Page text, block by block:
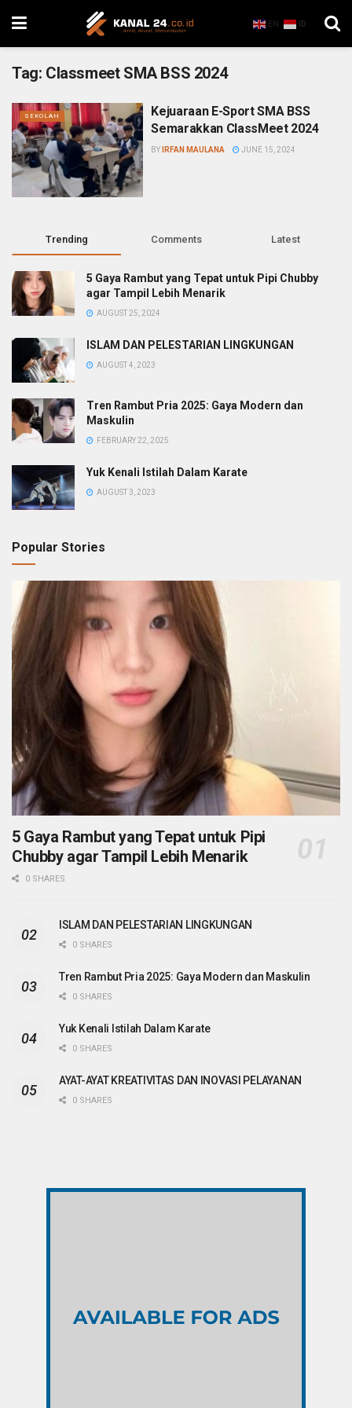
EN ID
Tag: Classmeet SMA BSS 2024
SEKOLAH
Kejuaraan E-Sport SMA BSS
Semarakkan ClassMeet 2024
BY IRFAN MAULANA JUNE 15, 2024
Trending Comments Latest
5 Gaya Rambut yang Tepat untuk Pipi Chubby
agar Tampil Lebih Menarik
AUGUST 25, 2024
ISLAM DAN PELESTARIAN LINGKUNGAN
AUGUST 4, 2023
Tren Rambut Pria 2025: Gaya Modern dan
Maskulin
FEBRUARY 22, 2025
Yuk Kenali Istilah Dalam Karate
AUGUST 3, 2023
Popular Stories
5 Gaya Rambut yang Tepat untuk Pipi
Chubby agar Tampil Lebih Menarik
0 SHARES
ISLAM DAN PELESTARIAN LINGKUNGAN
0 SHARES
Tren Rambut Pria 2025: Gaya Modern dan Maskulin
0 SHARES
Yuk Kenali Istilah Dalam Karate
0 SHARES
AYAT-AYAT KREATIVITAS DAN INOVASI PELAYANAN
0 SHARES